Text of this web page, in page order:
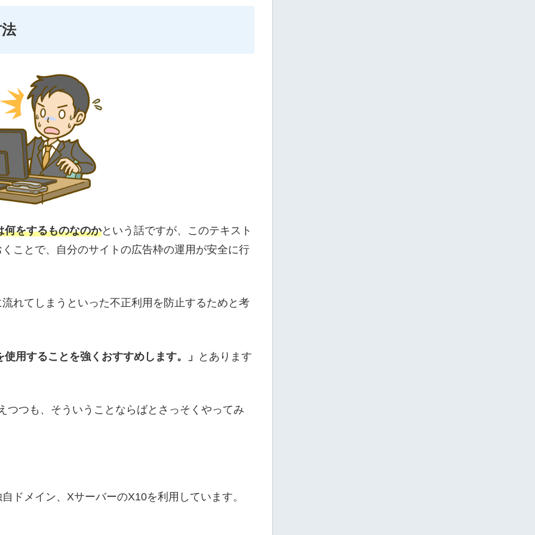
をするものなのかという話ですが、このテキスト
ことで、自分のサイトの広告枠の運用が安全に行
れてしまうといった不正利用を防止するためと考
用することを強くおすすめします。」 とあります
つつも、そういうことならばとさっそくやってみ
ドメイン、XサーバーのX10を利用しています。